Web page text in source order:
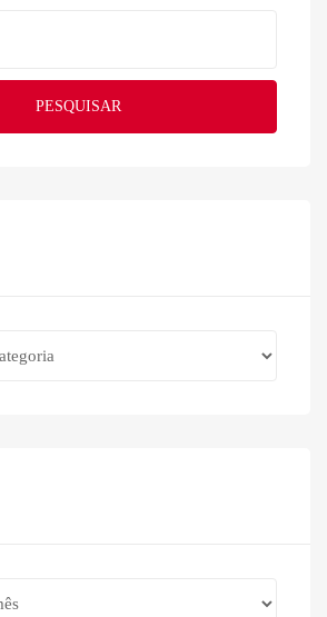
PESQUISAR